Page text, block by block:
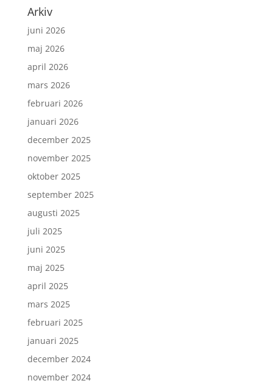
Arkiv
juni 2026
maj 2026
april 2026
mars 2026
februari 2026
januari 2026
december 2025
november 2025
oktober 2025
september 2025
augusti 2025
juli 2025
juni 2025
maj 2025
april 2025
mars 2025
februari 2025
januari 2025
december 2024
november 2024